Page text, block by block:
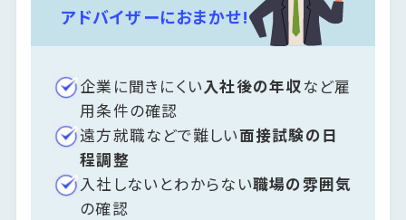
アドバイザーにおまかせ!
企業に聞きにくい入社後の年収など雇
用条件の確認
遠方就職などで難しい面接試験の日
程調整
入社しないとわからない職場の雰囲気
の確認